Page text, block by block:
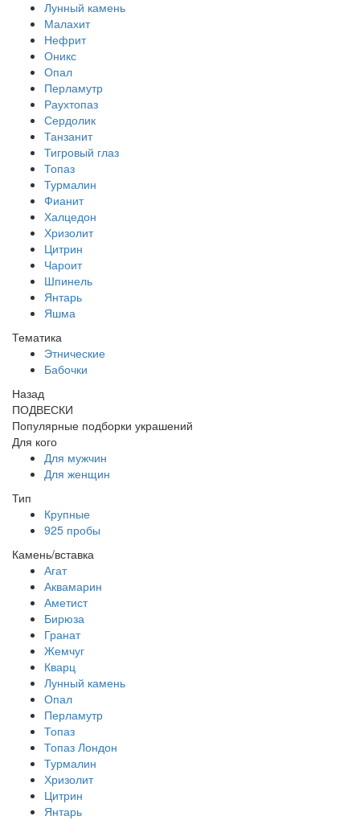
Лунный камень
Малахит
Нефрит
Оникс
Опал
Перламутр
Раухтопаз
Сердолик
Танзанит
Тигровый глаз
Топаз
Турмалин
Фианит
Халцедон
Хризолит
Цитрин
Чароит
Шпинель
Янтарь
Яшма
Тематика
Этнические
Бабочки
Назад
ПОДВЕСКИ
Популярные подборки украшений
Для кого
Для мужчин
Для женщин
Тип
Крупные
925 пробы
Камень/вставка
Агат
Аквамарин
Аметист
Бирюза
Гранат
Жемчуг
Кварц
Лунный камень
Опал
Перламутр
Топаз
Топаз Лондон
Турмалин
Хризолит
Цитрин
Янтарь